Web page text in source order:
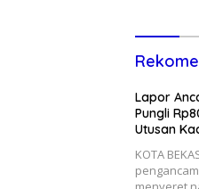
Lapor
Pungli
Utusan
KOTA